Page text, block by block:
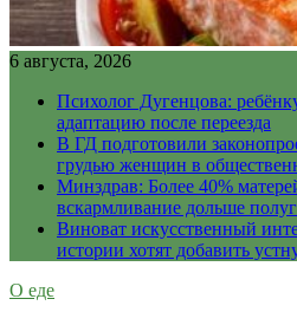
6 августа, 2026
Психолог Дугенцова:
адаптацию после переезда
В ГД подготовили
грудью женщин в
Минздрав: Более 40%
вскармливание дольше
Виноват искусственный
истории хотят добавить
О еде